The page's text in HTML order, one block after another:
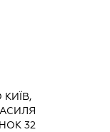
КИЇВ,
32